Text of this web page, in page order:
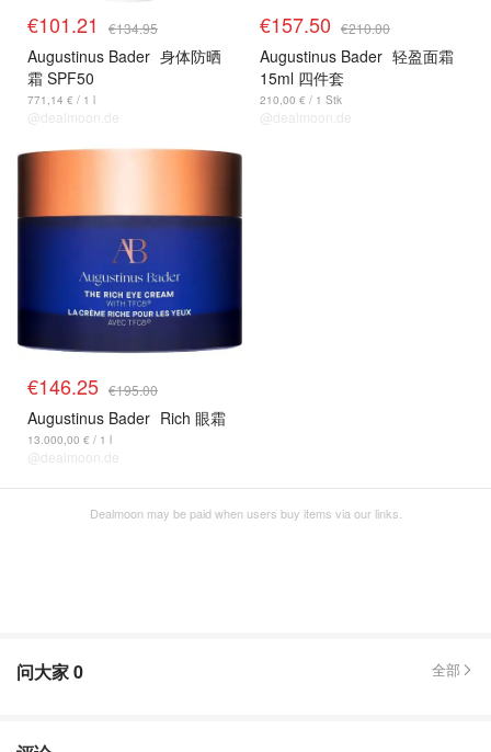
€101.21 €134.95
Augustinus Bader 身体防晒
霜 SPF50
771,14 € / 1 l
@dealmoon.de
€157.50 €210.00
Augustinus Bader 轻盈面霜
15ml 四件套
210,00 € / 1 Stk
@dealmoon.de
€146.25 €195.00
Augustinus Bader Rich 眼霜
13.000,00 € / 1 l
@dealmoon.de
Dealmoon may be paid when users buy items via our links.
问大家0 全部